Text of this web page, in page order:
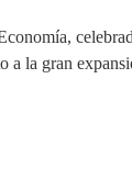
la gran